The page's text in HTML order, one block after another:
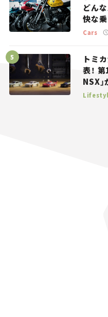
どん
快な
トラッ
Cars
トミ
表！
NSX
る